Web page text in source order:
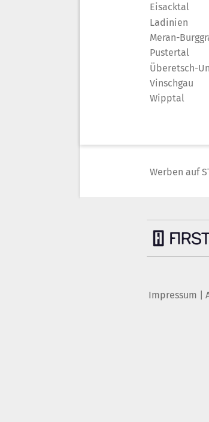
Eisacktal
Ladinien
Meran-
Pustertal
Überetsch-
Vinschgau
Wipptal
Werben auf
Impressum